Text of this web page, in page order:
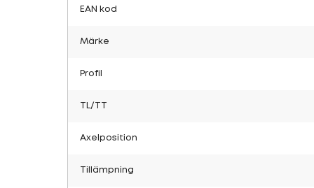
EAN kod
Märke
Profil
TL/TT
Axelposition
Tillämpning